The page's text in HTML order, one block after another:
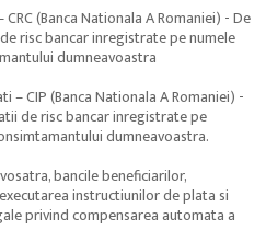
(Banca Nationala A Romaniei) - De
risc bancar inregistrate pe numele
dumneavoastra
– CIP (Banca Nationala A Romaniei) -
de risc bancar inregistrate pe
dumneavoastra.
bancile beneficiarilor,
instructiunilor de plata si
privind compensarea automata a